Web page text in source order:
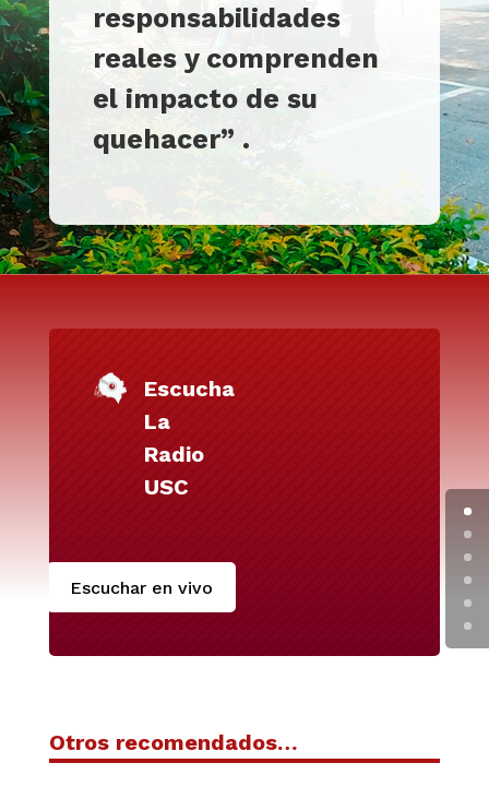
responsabilidades
reales y comprenden
el impacto de su
quehacer” .
Escucha
La
Radio
USC
Escuchar en vivo
Otros recomendados…